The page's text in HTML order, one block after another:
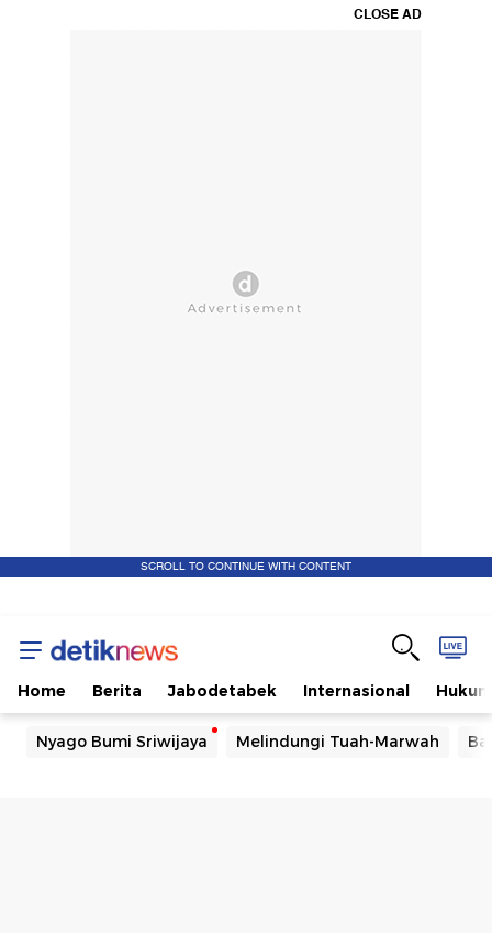
CLOSE AD
SCROLL TO CONTINUE WITH CONTENT
Home Berita Jabodetabek Internasional Hukum
Nyago Bumi Sriwijaya Melindungi Tuah-Marwah